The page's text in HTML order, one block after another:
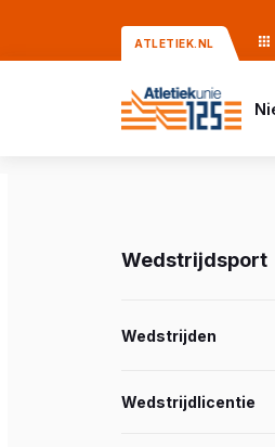
ATLETIEK.NL
Wedstrijdsport
Wedstrijden
Wedstrijdlicentie